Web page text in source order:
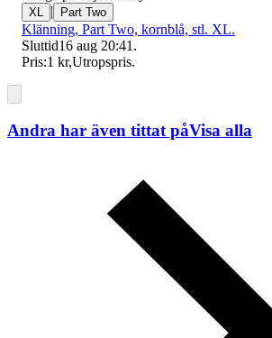
XL | Part Two
Klänning, Part Two, kornblå, stl. XL.
Sluttid16 aug 20:41 .
Pris:1 kr,Utropspris.
Andra har även tittat påVisa alla